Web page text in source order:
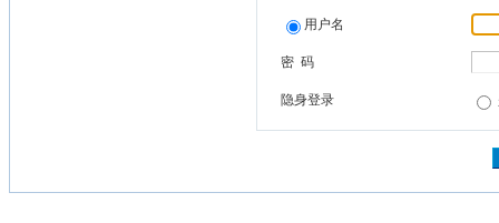
用户名
密 码
隐身登录